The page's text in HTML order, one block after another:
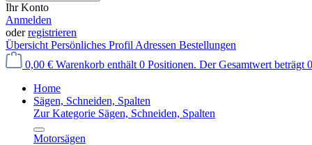
Ihr Konto
Anmelden
oderregistrieren
Übersicht Persönliches Profil Adressen Bestellungen
0,00 € Warenkorb enthält 0 Positionen. Der Gesamtwert beträgt
Home
Sägen, Schneiden, Spalten
Zur Kategorie Sägen, Schneiden, Spalten
Motorsägen